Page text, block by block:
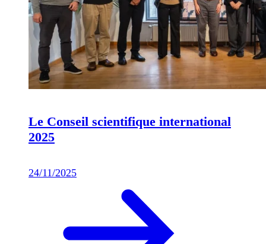
Le Conseil scientifique international
2025
24/11/2025